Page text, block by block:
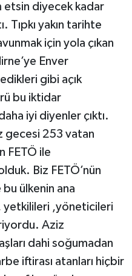
diyecek kadar
Tıpkı yakın tarihte
için yola çıkan
Enver
gibi açık
bu iktidar
iyi diyenler çıktı.
gecesi 253 vatan
FETÖ ile
Biz FETÖ’nün
bu ülkenin ana
yetkilileri ,yöneticileri
Aziz
dahi soğumadan
iftirası atanları hiçbir